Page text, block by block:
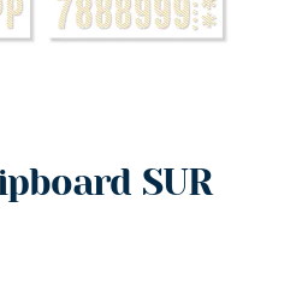
SUR